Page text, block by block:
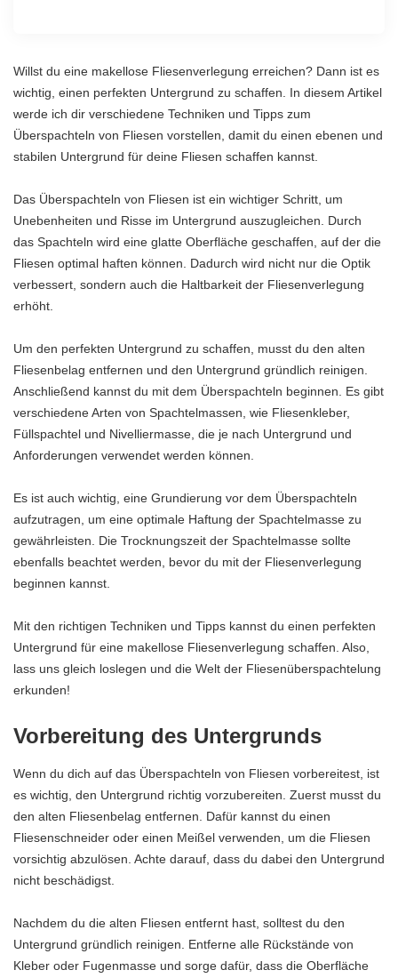
Willst du eine makellose Fliesenverlegung erreichen? Dann ist es
wichtig, einen perfekten Untergrund zu schaffen. In diesem Artikel
werde ich dir verschiedene Techniken und Tipps zum
Überspachteln von Fliesen vorstellen, damit du einen ebenen und
stabilen Untergrund für deine Fliesen schaffen kannst.
Das Überspachteln von Fliesen ist ein wichtiger Schritt, um
Unebenheiten und Risse im Untergrund auszugleichen. Durch
das Spachteln wird eine glatte Oberfläche geschaffen, auf der die
Fliesen optimal haften können. Dadurch wird nicht nur die Optik
verbessert, sondern auch die Haltbarkeit der Fliesenverlegung
erhöht.
Um den perfekten Untergrund zu schaffen, musst du den alten
Fliesenbelag entfernen und den Untergrund gründlich reinigen.
Anschließend kannst du mit dem Überspachteln beginnen. Es gibt
verschiedene Arten von Spachtelmassen, wie Fliesenkleber,
Füllspachtel und Nivelliermasse, die je nach Untergrund und
Anforderungen verwendet werden können.
Es ist auch wichtig, eine Grundierung vor dem Überspachteln
aufzutragen, um eine optimale Haftung der Spachtelmasse zu
gewährleisten. Die Trocknungszeit der Spachtelmasse sollte
ebenfalls beachtet werden, bevor du mit der Fliesenverlegung
beginnen kannst.
Mit den richtigen Techniken und Tipps kannst du einen perfekten
Untergrund für eine makellose Fliesenverlegung schaffen. Also,
lass uns gleich loslegen und die Welt der Fliesenüberspachtelung
erkunden!
Vorbereitung des Untergrunds
Wenn du dich auf das Überspachteln von Fliesen vorbereitest, ist
es wichtig, den Untergrund richtig vorzubereiten. Zuerst musst du
den alten Fliesenbelag entfernen. Dafür kannst du einen
Fliesenschneider oder einen Meißel verwenden, um die Fliesen
vorsichtig abzulösen. Achte darauf, dass du dabei den Untergrund
nicht beschädigst.
Nachdem du die alten Fliesen entfernt hast, solltest du den
Untergrund gründlich reinigen. Entferne alle Rückstände von
Kleber oder Fugenmasse und sorge dafür, dass die Oberfläche